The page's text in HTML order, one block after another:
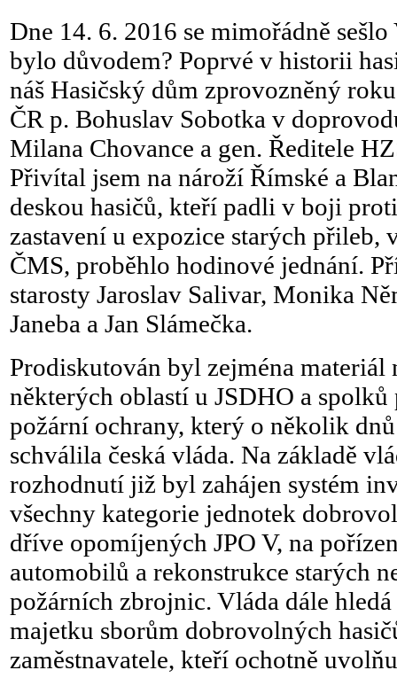
Dne 14. 6. 2016 se mimořádně
bylo důvodem? Poprvé v historii
náš Hasičský dům zprovozněný
ČR p. Bohuslav Sobotka v
Milana Chovance a gen. Ředitele
Přivítal jsem na nároží Římské a
deskou hasičů, kteří padli v boji
zastavení u expozice starých přileb,
ČMS, proběhlo hodinové jednání.
starosty Jaroslav Salivar, Monika
Janeba a Jan Slámečka.
Prodiskutován byl zejména materiál
některých oblastí u JSDHO a spolků
požární ochrany, který o několik
schválila česká vláda. Na základě
rozhodnutí již byl zahájen systém
všechny kategorie jednotek
dříve opomíjených JPO V, na
automobilů a rekonstrukce starých
požárních zbrojnic. Vláda dále
majetku sborům dobrovolných
zaměstnavatele, kteří ochotně